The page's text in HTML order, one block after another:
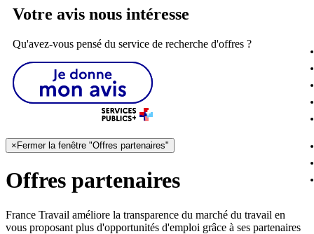
Votre avis nous intéresse
Qu'avez-vous pensé du service de recherche d'offres ?
× Fermer la fenêtre "Offres partenaires"
Offres partenaires
France Travail améliore la transparence du marché du travail en
vous proposant plus d'opportunités d'emploi grâce à ses partenaires